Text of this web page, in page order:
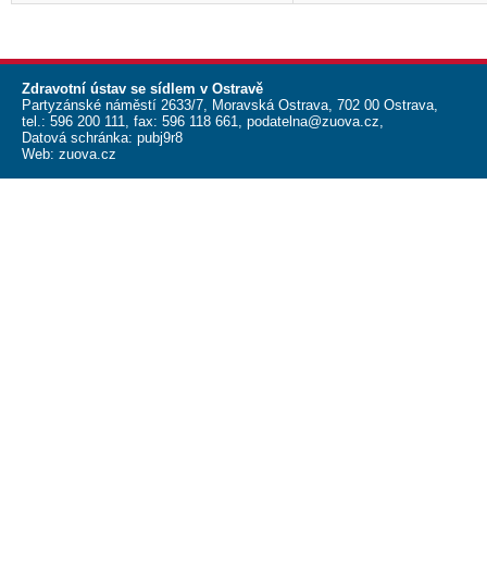
Zdravotní ústav se sídlem v Ostravě
Partyzánské náměstí 2633/7, Moravská Ostrava, 702 00 Ostrava,
tel.: 596 200 111, fax: 596 118 661, podatelna@zuova.cz,
Datová schránka: pubj9r8
Web: zuova.cz